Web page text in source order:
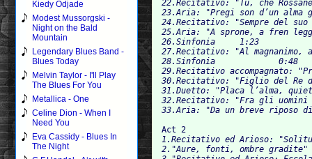
Kiedy Odjade
Modest Mussorgski -
Night on the Bald
Mountain
Legendary Blues Band -
Blues Today
Melvin Taylor - I'll Play
The Blues For You
Metallica - One
Celine Dion - When I
Need You
Eva Cassidy - Blues In
The Night
22.Recitativo: "Tu, che Rossane
23.Aria: "Pregi son d’un alma
24.Recitativo: "Sempre del suo
25.Aria: "A sprone, a fren
26.Sinfonia	1:23
27.Recitativo: "Al magnanimo,
28.Sinfonia		0:48
29.Recitativo accompagnato:
30.Recitativo: "Figlio del Re
31.Duetto: "Placa l’alma, quieta
32.Recitativo: "Fra gli uomini e
Act 2
1.Recitativo ed Arioso:
2."Aure, fonti, ombre gradite"	3:40